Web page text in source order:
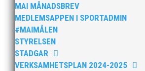
MAI MÅNADSBREV
MEDLEMSAPPEN I SPORTADMIN
#MAIMÅLEN
STYRELSEN
STADGAR
VERKSAMHETSPLAN 2024-2025